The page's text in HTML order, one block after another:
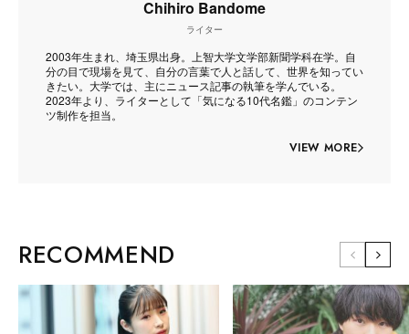
Chihiro Bandome
ライター
2003年生まれ、埼玉県出身。上智大学文学部新聞学科在学。自
分の目で現場を見て、自分の言葉で人と話して、世界を知ってい
きたい。大学では、主にニュース記事の執筆を学んでいる。
2023年より、ライターとして「気になる10代名鑑」のコンテン
ツ制作を担当。
VIEW MORE
RECOMMEND